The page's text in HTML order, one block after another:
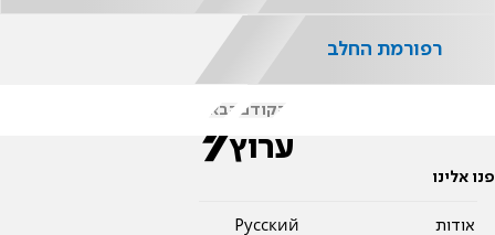
רפורמת החלב
הקודם הבא
פנו אלינו
אודות
Pусский